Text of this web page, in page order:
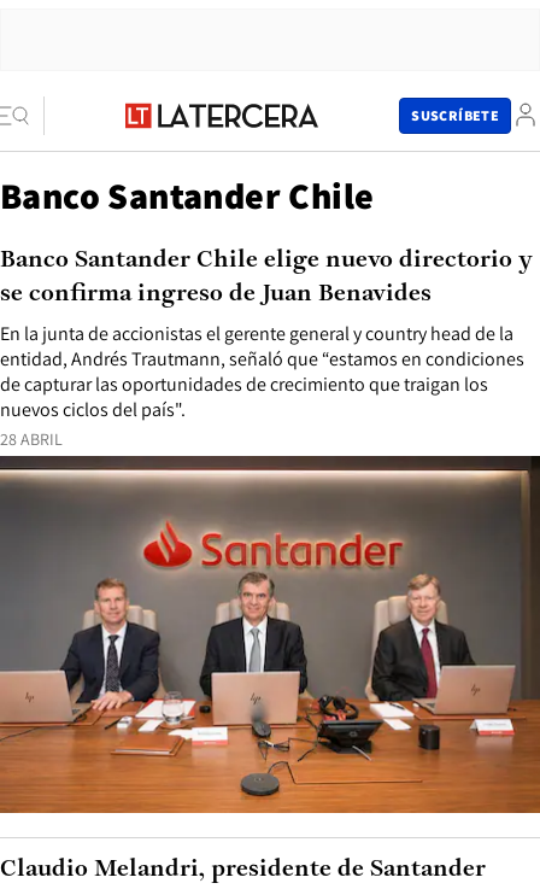
SUSCRÍBETE
Banco Santander Chile
28 ABRIL
En la junta de accionistas el gerente general y country head de la
entidad, Andrés Trautmann, señaló que “estamos en condiciones
de capturar las oportunidades de crecimiento que traigan los
nuevos ciclos del país".
Banco Santander Chile elige nuevo directorio y
se confirma ingreso de Juan Benavides
Claudio Melandri, presidente de Santander